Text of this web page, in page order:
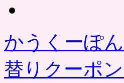
かうくーぽ
替りクーポ